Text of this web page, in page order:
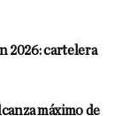
2026: cartelera
máximo de